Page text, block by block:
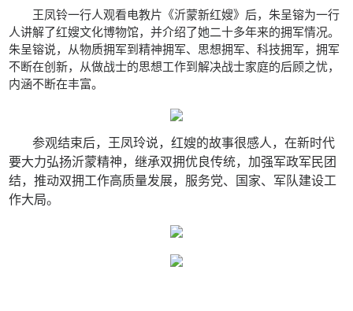
王凤铃一行人观看电教片《沂蒙新红嫂》后，朱呈镕为一行
人讲解了红嫂文化博物馆，并介绍了她二十多年来的拥军情况。
朱呈镕说，从物质拥军到精神拥军、思想拥军、科技拥军，拥军
不断在创新，从做战士的思想工作到解决战士家庭的后顾之忧，
内涵不断在丰富。
参观结束后，王凤玲说，红嫂的故事很感人，在新时代
要大力弘扬沂蒙精神，继承双拥优良传统，加强军政军民团
结，推动双拥工作高质量发展，服务党、国家、军队建设工
作大局。